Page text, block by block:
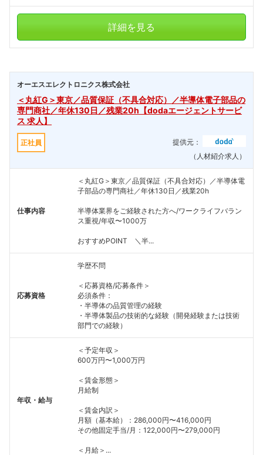
詳細を見る
オーエスエレクトロニクス株式会社
＜丸紅G＞東京／品質保証（不具合対応）／半導体電子部品の
専門商社／年休130日／残業20h【dodaエージェントサービ
ス 求人】
正社員
提供元：
（人材紹介求人）
仕事内容
＜丸紅G＞東京／品質保証（不具合対応）／半導体電
子部品の専門商社／年休130日／残業20h
半導体業界をご経験された方へ/ワークライフバラン
ス重視/年収〜1000万
おすすめPOINT ＼半...
応募資格
学歴不問
＜応募資格/応募条件＞
必須条件：
・半導体の品質管理の経験
・半導体製品の技術的な経験（開発経験または技術
部門での経験）
年収・給与
＜予定年収＞
600万円〜1,000万円
＜賃金形態＞
月給制
＜賃金内訳＞
月額（基本給）：286,000円〜416,000円
その他固定手当/月：122,000円〜279,000円
＜月給＞...